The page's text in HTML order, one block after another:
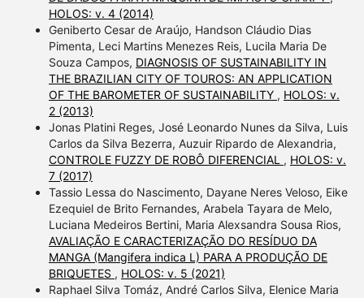
HOLOS: v. 4 (2014)
Geniberto Cesar de Araújo, Handson Cláudio Dias
Pimenta, Leci Martins Menezes Reis, Lucila Maria De
Souza Campos, DIAGNOSIS OF SUSTAINABILITY IN
THE BRAZILIAN CITY OF TOUROS: AN APPLICATION
OF THE BAROMETER OF SUSTAINABILITY , HOLOS: v.
2 (2013)
Jonas Platini Reges, José Leonardo Nunes da Silva, Luis
Carlos da Silva Bezerra, Auzuir Ripardo de Alexandria,
CONTROLE FUZZY DE ROBÔ DIFERENCIAL , HOLOS: v.
7 (2017)
Tassio Lessa do Nascimento, Dayane Neres Veloso, Eike
Ezequiel de Brito Fernandes, Arabela Tayara de Melo,
Luciana Medeiros Bertini, Maria Alexsandra Sousa Rios,
AVALIAÇÃO E CARACTERIZAÇÃO DO RESÍDUO DA
MANGA (Mangifera indica L) PARA A PRODUÇÃO DE
BRIQUETES , HOLOS: v. 5 (2021)
Raphael Silva Tomáz, André Carlos Silva, Elenice Maria